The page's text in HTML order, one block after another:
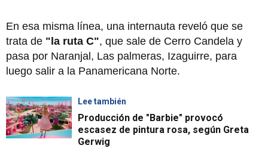
En esa misma línea, una internauta reveló que se
trata de "la ruta C", que sale de Cerro Candela y
pasa por Naranjal, Las palmeras, Izaguirre, para
luego salir a la Panamericana Norte.
Lee también
Producción de "Barbie" provocó
escasez de pintura rosa, según Greta
Gerwig